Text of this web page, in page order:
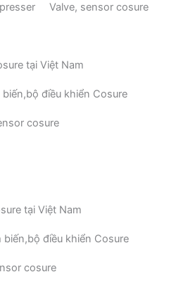
Valve, sensor cosure
tại Việt Nam
điều khiển Cosure
cosure
tại Việt Nam
điều khiển Cosure
cosure